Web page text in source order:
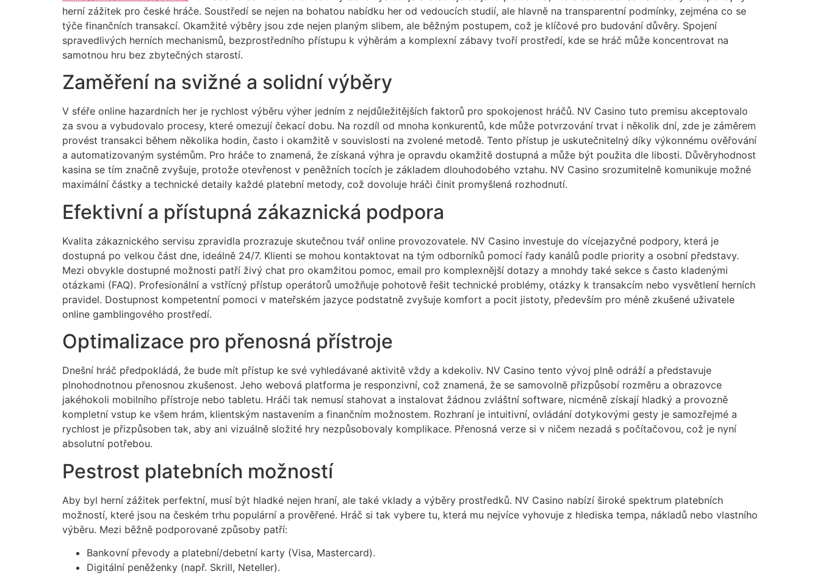
herní zážitek pro české hráče. Soustředí se nejen na bohatou nabídku her od vedoucích studií, ale hlavně na transparentní podmínky, zejména co se
týče finančních transakcí. Okamžité výběry jsou zde nejen planým slibem, ale běžným postupem, což je klíčové pro budování důvěry. Spojení
spravedlivých herních mechanismů, bezprostředního přístupu k výhěrám a komplexní zábavy tvoří prostředí, kde se hráč může koncentrovat na
samotnou hru bez zbytečných starostí.
Zaměření na svižné a solidní výběry
V sféře online hazardních her je rychlost výběru výher jedním z nejdůležitějších faktorů pro spokojenost hráčů. NV Casino tuto premisu akceptovalo
za svou a vybudovalo procesy, které omezují čekací dobu. Na rozdíl od mnoha konkurentů, kde může potvrzování trvat i několik dní, zde je záměrem
provést transakci během několika hodin, často i okamžitě v souvislosti na zvolené metodě. Tento přístup je uskutečnitelný díky výkonnému ověřování
a automatizovaným systémům. Pro hráče to znamená, že získaná výhra je opravdu okamžitě dostupná a může být použita dle libosti. Důvěryhodnost
kasina se tím značně zvyšuje, protože otevřenost v peněžních tocích je základem dlouhodobého vztahu. NV Casino srozumitelně komunikuje možné
maximální částky a technické detaily každé platební metody, což dovoluje hráči činit promyšlená rozhodnutí.
Efektivní a přístupná zákaznická podpora
Kvalita zákaznického servisu zpravidla prozrazuje skutečnou tvář online provozovatele. NV Casino investuje do vícejazyčné podpory, která je
dostupná po velkou část dne, ideálně 24/7. Klienti se mohou kontaktovat na tým odborníků pomocí řady kanálů podle priority a osobní představy.
Mezi obvykle dostupné možnosti patří živý chat pro okamžitou pomoc, email pro komplexnější dotazy a mnohdy také sekce s často kladenými
otázkami (FAQ). Profesionální a vstřícný přístup operátorů umožňuje pohotově řešit technické problémy, otázky k transakcím nebo vysvětlení herních
pravidel. Dostupnost kompetentní pomoci v mateřském jazyce podstatně zvyšuje komfort a pocit jistoty, především pro méně zkušené uživatele
online gamblingového prostředí.
Optimalizace pro přenosná přístroje
Dnešní hráč předpokládá, že bude mít přístup ke své vyhledávané aktivitě vždy a kdekoliv. NV Casino tento vývoj plně odráží a představuje
plnohodnotnou přenosnou zkušenost. Jeho webová platforma je responzivní, což znamená, že se samovolně přizpůsobí rozměru a obrazovce
jakéhokoli mobilního přístroje nebo tabletu. Hráči tak nemusí stahovat a instalovat žádnou zvláštní software, nicméně získají hladký a provozně
kompletní vstup ke všem hrám, klientským nastavením a finančním možnostem. Rozhraní je intuitivní, ovládání dotykovými gesty je samozřejmé a
rychlost je přizpůsoben tak, aby ani vizuálně složité hry nezpůsobovaly komplikace. Přenosná verze si v ničem nezadá s počítačovou, což je nyní
absolutní potřebou.
Pestrost platebních možností
Aby byl herní zážitek perfektní, musí být hladké nejen hraní, ale také vklady a výběry prostředků. NV Casino nabízí široké spektrum platebních
možností, které jsou na českém trhu populární a prověřené. Hráč si tak vybere tu, která mu nejvíce vyhovuje z hlediska tempa, nákladů nebo vlastního
výběru. Mezi běžně podporované způsoby patří:
Bankovní převody a platební/debetní karty (Visa, Mastercard).
Digitální peněženky (např. Skrill, Neteller).